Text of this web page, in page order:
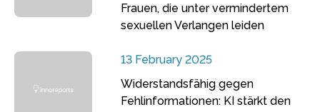
Frauen, die unter vermindertem
sexuellen Verlangen leiden
13 February 2025
Widerstandsfähig gegen
Fehlinformationen: KI stärkt den